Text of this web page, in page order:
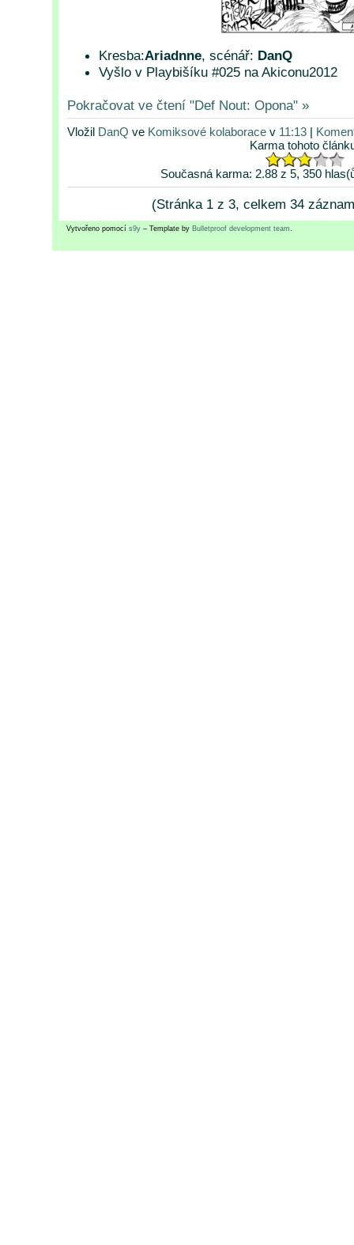
Kresba:Ariadnne, scénář: DanQ
Vyšlo v Playbišíku #025 na Akiconu2012
Pokračovat ve čtení "Def Nout: Opona" »
Vložil DanQ ve Komiksové kolaboracev 11:13|
Karma tohoto
Současná karma: 2.88 z 5, 350
(Stránka 1 z 3, celkem 34
Vytvořeno pomocí s9y– Template by Bulletproof development team